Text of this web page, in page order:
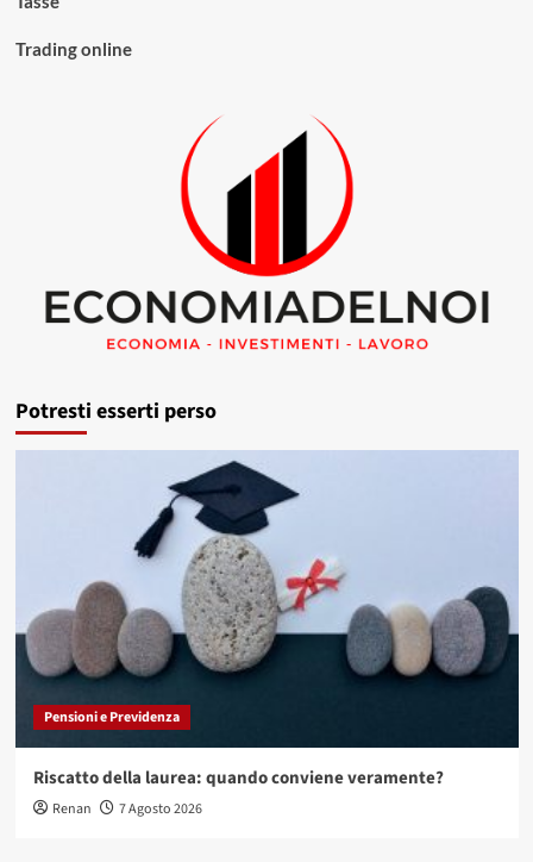
Trading online
Potresti esserti perso
Pensioni e Previdenza
Riscatto della laurea: quando conviene veramente?
Renan 7 Agosto 2026